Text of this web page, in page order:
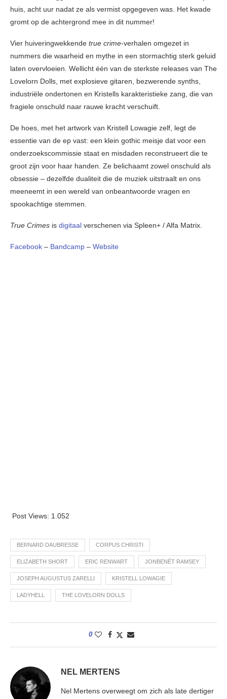
huis, acht uur nadat ze als vermist opgegeven was. Het kwade
gromt op de achtergrond mee in dit nummer!
Vier huiveringwekkende true crime-verhalen omgezet in
nummers die waarheid en mythe in een stormachtig sterk geluid
laten overvloeien. Wellicht één van de sterkste releases van The
Lovelorn Dolls, met explosieve gitaren, bezwerende synths,
industriële ondertonen en Kristells karakteristieke zang, die van
fragiele onschuld naar rauwe kracht verschuift.
De hoes, met het artwork van Kristell Lowagie zelf, legt de
essentie van de ep vast: een klein gothic meisje dat voor een
onderzoekscommissie staat en misdaden reconstrueert die te
groot zijn voor haar handen. Ze belichaamt zowel onschuld als
obsessie – dezelfde dualiteit die de muziek uitstraalt en ons
meeneemt in een wereld van onbeantwoorde vragen en
spookachtige stemmen.
True Crimes is digitaal verschenen via Spleen+ / Alfa Matrix.
Facebook – Bandcamp – Website
Post Views: 1.052
BERNARD DAUBRESSE CORPUS CHRISTI
ELIZABETH SHORT ERIC RENWART JONBENÉT RAMSEY
JOSEPH AUGUSTUS ZARELLI KRISTELL LOWAGIE
LADYHELL THE LOVELORN DOLLS
0
NEL MERTENS
Nel Mertens overweegt om zich als late dertiger